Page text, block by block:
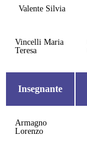
Valente Silvia
Vincelli Maria
Teresa
Insegnante
Armagno
Lorenzo